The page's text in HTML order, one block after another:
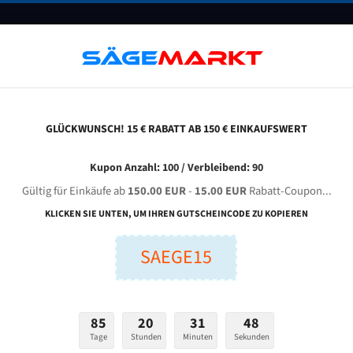
FAQ GUTSCHEINE BLOG KONTAKT
Machine Tools 450 TCA für 5800 mm Bi-Metall
Breite (mm):
GLÜCKWUNSCH! 15 € RABATT AB 150 € EINKAUFSWERT
Kupon Anzahl: 100 / Verbleibend: 90
Gültig für Einkäufe ab150.00 EUR- 15.00 EURRabatt-Coupon...
KLICKEN SIE UNTEN, UM IHREN GUTSCHEINCODE ZU KOPIEREN
SAEGE15
85
Tage
20
Stunden
31
Minuten
47
Sekunden